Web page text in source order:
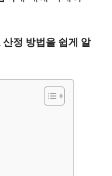
정 방법을 쉽게 알